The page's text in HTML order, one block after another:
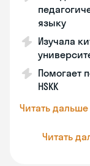
языку
Изучала
Помогает
HSKK
Читать дальше
Читать